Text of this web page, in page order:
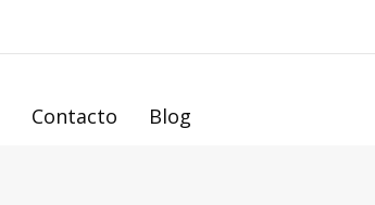
Contacto Blog